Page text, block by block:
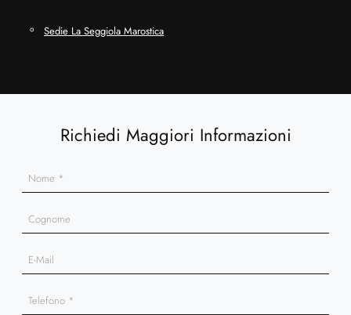
Sedie La Seggiola Marostica
Richiedi Maggiori Informazioni